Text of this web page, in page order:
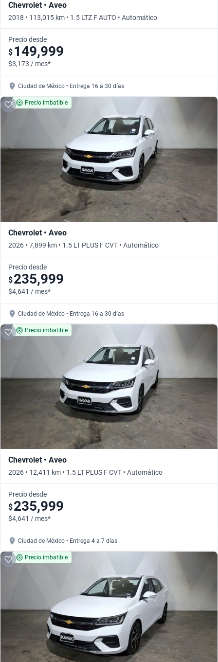
Chevrolet • Aveo
2018 • 113,015 km • 1.5 LTZ F AUTO • Automático
Precio desde
$ 149,999
$3,173 / mes*
Ciudad de México • Entrega 16 a 30 días
Precio imbatible
Chevrolet • Aveo
2026 • 7,899 km • 1.5 LT PLUS F CVT • Automático
Precio desde
$235,999
$4,641 / mes*
Ciudad de México • Entrega 16 a 30 días
Precio imbatible
Chevrolet • Aveo
2026 • 12,411 km • 1.5 LT PLUS F CVT • Automático
Precio desde
$235,999
$4,641 / mes*
Ciudad de México • Entrega 4 a 7 días
Precio imbatible